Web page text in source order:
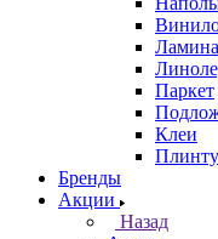
Паркет
Клеи
Бренды
Акции
Назад